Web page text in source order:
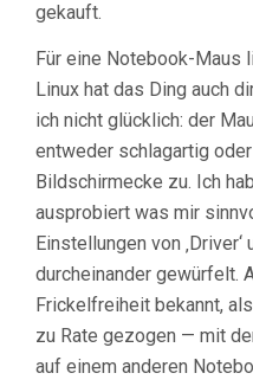
gekauft.
Für eine Notebook-Maus
Linux hat das Ding auch
ich nicht glücklich: der
entweder schlagartig
Bildschirmecke zu. Ich
ausprobiert was mir
Einstellungen von ‚Driver‘
durcheinander gewürfelt.
Frickelfreiheit bekannt,
zu Rate gezogen — mit
auf einem anderen